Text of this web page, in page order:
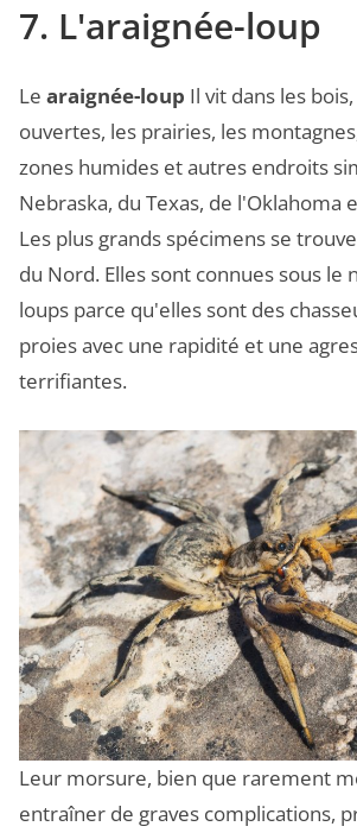
7. L'araignée-loup
Le araignée-loup Il vit dans les
ouvertes, les prairies, les
zones humides et autres endroits
Nebraska, du Texas, de l'Oklahoma
Les plus grands spécimens se
du Nord. Elles sont connues sous le
loups parce qu'elles sont des
proies avec une rapidité et une
terrifiantes.
Leur morsure, bien que rarement
entraîner de graves complications,